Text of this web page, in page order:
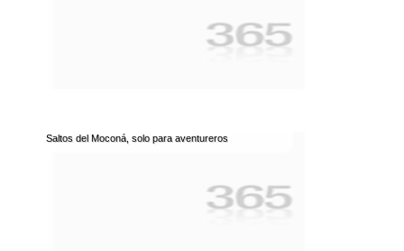
Saltos del Moconá, solo para aventureros